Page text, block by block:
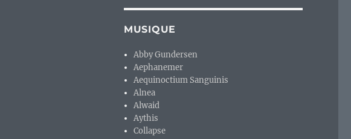
MUSIQUE
Abby Gundersen
Aephanemer
Aequinoctium Sanguinis
Alnea
Alwaid
Aythis
Collapse